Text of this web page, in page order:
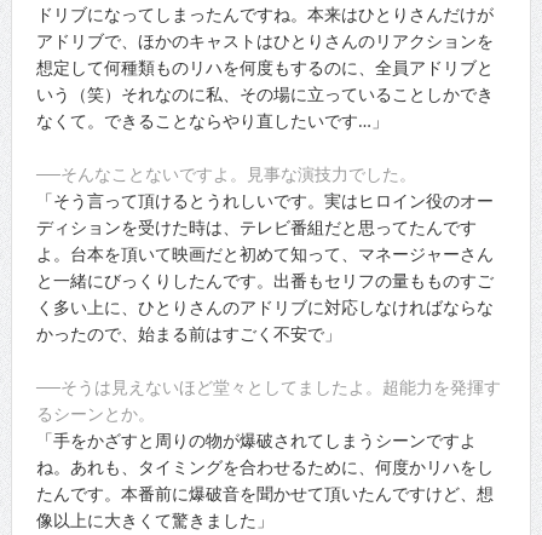
ドリブになってしまったんですね。本来はひとりさんだけが
アドリブで、ほかのキャストはひとりさんのリアクションを
想定して何種類ものリハを何度もするのに、全員アドリブと
いう（笑）それなのに私、その場に立っていることしかでき
なくて。できることならやり直したいです…」
──そんなことないですよ。見事な演技力でした。
「そう言って頂けるとうれしいです。実はヒロイン役のオー
ディションを受けた時は、テレビ番組だと思ってたんです
よ。台本を頂いて映画だと初めて知って、マネージャーさん
と一緒にびっくりしたんです。出番もセリフの量もものすご
く多い上に、ひとりさんのアドリブに対応しなければならな
かったので、始まる前はすごく不安で」
──そうは見えないほど堂々としてましたよ。超能力を発揮す
るシーンとか。
「手をかざすと周りの物が爆破されてしまうシーンですよ
ね。あれも、タイミングを合わせるために、何度かリハをし
たんです。本番前に爆破音を聞かせて頂いたんですけど、想
像以上に大きくて驚きました」